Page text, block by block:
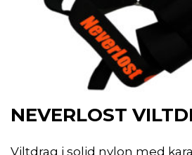
NEVERLOST
Viltdrag i solid nylon med